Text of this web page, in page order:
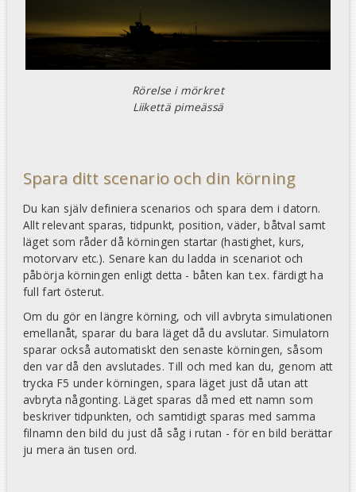
Rörelse i mörkret
Liikettä pimeässä
Spara ditt scenario och din körning
Du kan själv definiera scenarios och spara dem i datorn.
Allt relevant sparas, tidpunkt, position, väder, båtval samt
läget som råder då körningen startar (hastighet, kurs,
motorvarv etc.). Senare kan du ladda in scenariot och
påbörja körningen enligt detta - båten kan t.ex. färdigt ha
full fart österut.
Om du gör en längre körning, och vill avbryta simulationen
emellanåt, sparar du bara läget då du avslutar. Simulatorn
sparar också automatiskt den senaste körningen, såsom
den var då den avslutades. Till och med kan du, genom att
trycka F5 under körningen, spara läget just då utan att
avbryta någonting. Läget sparas då med ett namn som
beskriver tidpunkten, och samtidigt sparas med samma
filnamn den bild du just då såg i rutan - för en bild berättar
ju mera än tusen ord.